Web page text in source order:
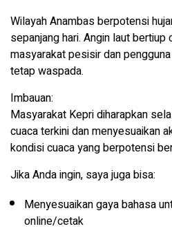
Wilayah Anambas berpotensi
sepanjang hari. Angin laut
masyarakat pesisir dan
tetap waspada.
Imbauan:
Masyarakat Kepri diharapkan
cuaca terkini dan menyesuaikan
kondisi cuaca yang berpotensi
Jika Anda ingin, saya juga bisa:
Menyesuaikan gaya bahasa
online/cetak